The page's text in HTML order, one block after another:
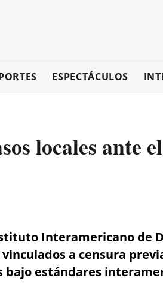
ESPECTÁCULOS
locales ante
Interamericano de
a censura
bajo estándares